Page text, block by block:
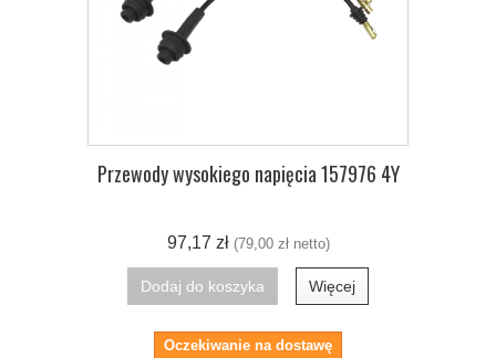
Przewody wysokiego napięcia 157976 4Y
97,17 zł(79,00 zł netto)
Dodaj do koszyka Więcej
Oczekiwanie na dostawę